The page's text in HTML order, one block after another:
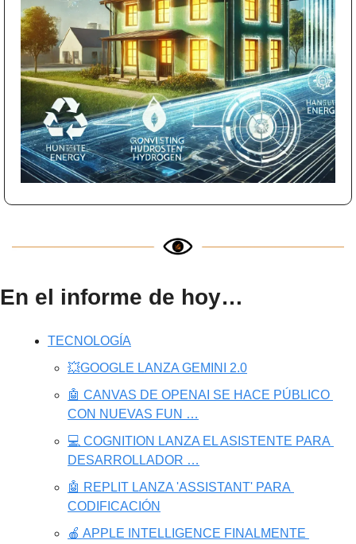
En el informe de hoy…
TECNOLOGÍA
💥GOOGLE LANZA GEMINI 2.0
🤖 CANVAS DE OPENAI SE HACE PÚBLICO
CON NUEVAS FUN …
💻 COGNITION LANZA EL ASISTENTE PARA
DESARROLLADOR …
🤖 REPLIT LANZA 'ASSISTANT' PARA
CODIFICACIÓN
🍎 APPLE INTELLIGENCE FINALMENTE